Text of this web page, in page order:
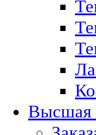
Высшая